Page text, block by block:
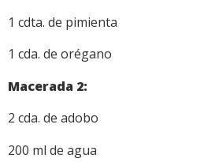
1 cdta. de pimienta
1 cda. de orégano
Macerada 2:
2 cda. de adobo
200 ml de agua